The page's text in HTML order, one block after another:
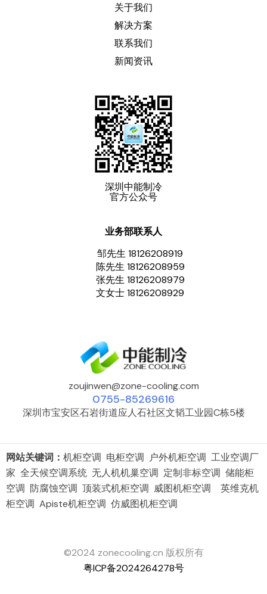
关于我们
解决方案
联系我们
新闻资讯
深圳中能制冷
官方公众号
业务部联系人
邹先生 18126208919
陈先生 18126208959
张先生 18126208979
文女士 18126208929
zoujinwen@zone-cooling.com
0755-85269616
深圳市宝安区石岩街道应人石社区文韬工业园C栋5楼
网站关键词： 机柜空调 电柜空调 户外机柜空调 工业空调厂
家 全天候空调系统 无人机机巢空调 定制非标空调 储能柜
空调 防腐蚀空调 顶装式机柜空调 威图机柜空调 英维克机
柜空调 Apiste机柜空调 仿威图机柜空调
©2024 zonecooling.cn 版权所有
粤ICP备2024264278号